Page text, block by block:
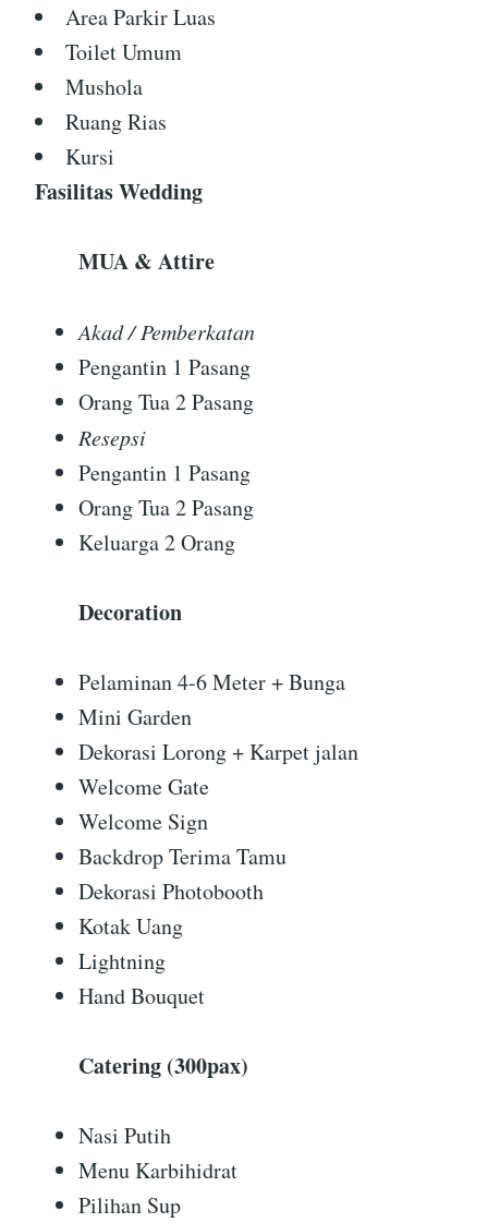
Area Parkir Luas
Toilet Umum
Mushola
Ruang Rias
Kursi
Fasilitas Wedding
MUA & Attire
Akad / Pemberkatan
Pengantin 1 Pasang
Orang Tua 2 Pasang
Resepsi
Pengantin 1 Pasang
Orang Tua 2 Pasang
Keluarga 2 Orang
Decoration
Pelaminan 4-6 Meter + Bunga
Mini Garden
Dekorasi Lorong + Karpet jalan
Welcome Gate
Welcome Sign
Backdrop Terima Tamu
Dekorasi Photobooth
Kotak Uang
Lightning
Hand Bouquet
Catering (300pax)
Nasi Putih
Menu Karbihidrat
Pilihan Sup